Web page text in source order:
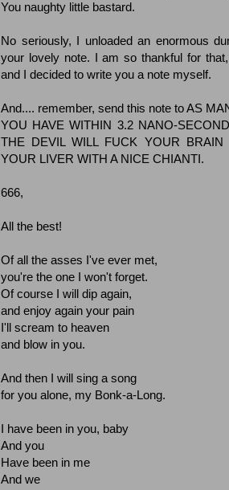
You naughty little bastard.
No seriously, I unloaded an enormous
your lovely note. I am so thankful for
and I decided to write you a note myself.
And.... remember, send this note to AS
YOU HAVE WITHIN 3.2 NANO-
THE DEVIL WILL FUCK YOUR
YOUR LIVER WITH A NICE CHIANTI.
666,
All the best!
Of all the asses I've ever met,
you're the one I won't forget.
Of course I will dip again,
and enjoy again your pain
I'll scream to heaven
and blow in you.
And then I will sing a song
for you alone, my Bonk-a-Long.
I have been in you, baby
And you
Have been in me
And we